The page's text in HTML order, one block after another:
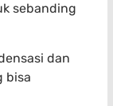
sebanding
dan
bisa